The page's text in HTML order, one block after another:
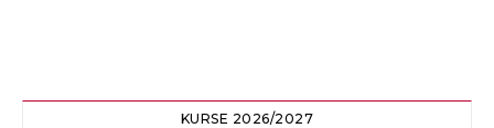
KURSE 2026/2027